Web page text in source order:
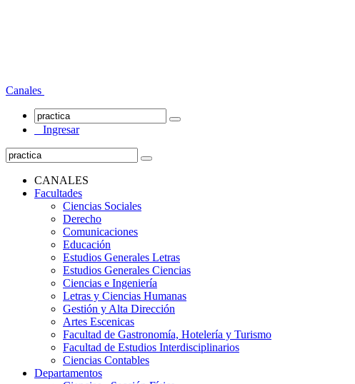
Canales
Ingresar
CANALES
Facultades
Ciencias Sociales
Derecho
Comunicaciones
Educación
Estudios Generales Letras
Estudios Generales Ciencias
Ciencias e Ingeniería
Letras y Ciencias Humanas
Gestión y Alta Dirección
Artes Escenicas
Facultad de Gastronomía, Hotelería y Turismo
Facultad de Estudios Interdisciplinarios
Ciencias Contables
Departamentos